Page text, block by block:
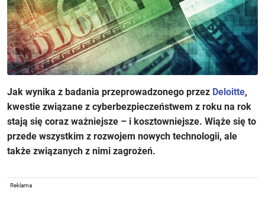
Jak wynika z badania przeprowadzonego przez Deloitte,
kwestie związane z cyberbezpieczeństwem z roku na rok
stają się coraz ważniejsze – i kosztowniejsze. Wiąże się to
przede wszystkim z rozwojem nowych technologii, ale
także związanych z nimi zagrożeń.
Reklama